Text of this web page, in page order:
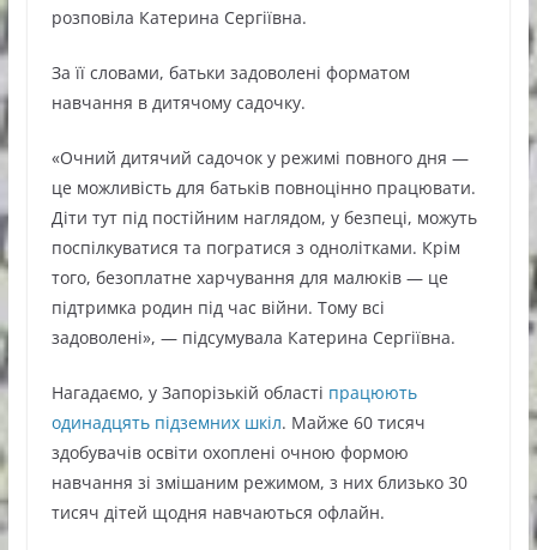
розповіла Катерина Сергіївна.
За її словами, батьки задоволені форматом
навчання в дитячому садочку.
«Очний дитячий садочок у режимі повного дня —
це можливість для батьків повноцінно працювати.
Діти тут під постійним наглядом, у безпеці, можуть
поспілкуватися та погратися з однолітками. Крім
того, безоплатне харчування для малюків — це
підтримка родин під час війни. Тому всі
задоволені», — підсумувала Катерина Сергіївна.
Нагадаємо, у Запорізькій області працюють
одинадцять підземних шкіл. Майже 60 тисяч
здобувачів освіти охоплені очною формою
навчання зі змішаним режимом, з них близько 30
тисяч дітей щодня навчаються офлайн.